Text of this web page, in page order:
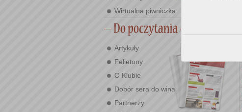
Wirtualna piwniczka
Artykuły
Felietony
O Klubie
Dobór sera do wina
Partnerzy